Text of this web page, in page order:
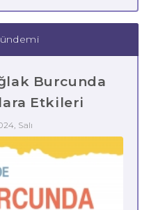
Burcunda
Etkileri
Salı